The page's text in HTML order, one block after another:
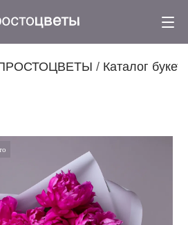
ПРОСТОЦВЕТЫ / Каталог